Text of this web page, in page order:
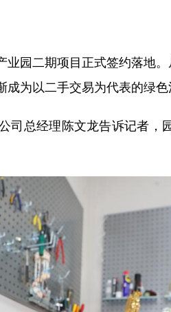
园二期项目正式签约落地。
为以二手交易为代表的绿色
总经理陈文龙告诉记者，